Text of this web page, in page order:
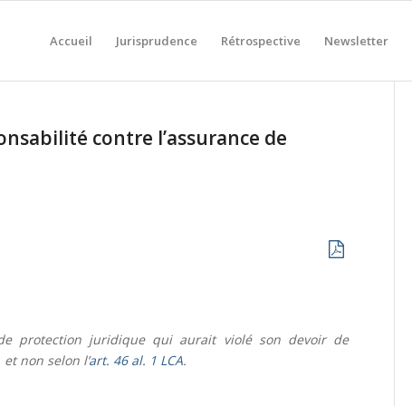
Accueil Jurisprudence Rétrospective Newsletter
contre l’assurance de
protection juridique qui aurait violé son devoir de
et non selon l’art. 46 al. 1 LCA.